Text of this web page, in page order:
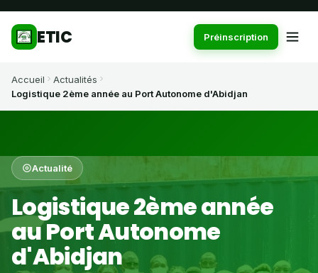
ETIC Préinscription
Accueil
Actualités
Logistique 2ème année au Port Autonome d'Abidjan
Actualité
Logistique 2ème année
au Port Autonome
d'Abidjan